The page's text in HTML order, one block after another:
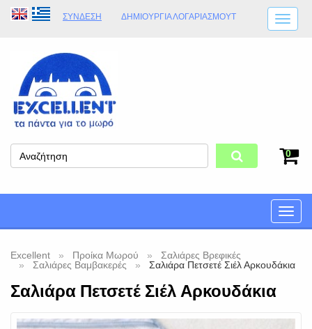
ΣΎΝΔΕΣΗ ΔΗΜΙΟΥΡΓΊΑ ΛΟΓΑΡΙΑΣΜΟΎT
ΩΡΆΡΙΟ ΚΑΤΑΣΤΉΜΑΤΟΣ
ΦΥΣΙΚΌ ΚΑΤΆΣΤΗΜΑ
0
Toggle
Excellent Προίκα Μωρού
Σαλιάρες Βρεφικές
Σαλιάρες Βαμβακερές
Σαλιάρα Πετσετέ Σιέλ Αρκουδάκια
Σαλιάρα Πετσετέ Σιέλ Αρκουδάκια